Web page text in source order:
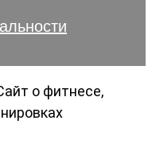
о фитнесе,